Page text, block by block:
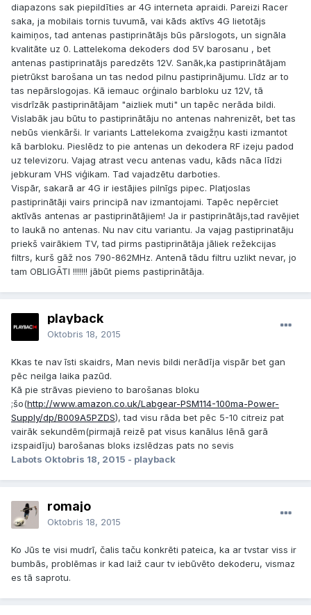
diapazons sak piepildīties ar 4G interneta apraidi. Pareizi Racer
saka, ja mobilais tornis tuvumā, vai kāds aktīvs 4G lietotājs
kaimiņos, tad antenas pastiprinātājs būs pārslogots, un signāla
kvalitāte uz 0. Lattelekoma dekoders dod 5V barosanu , bet
antenas pastiprinatājs paredzēts 12V. Sanāk,ka pastiprinātājam
pietrūkst barošana un tas nedod pilnu pastiprinājumu. Līdz ar to
tas nepārslogojas. Kā iemauc orģinalo barbloku uz 12V, tā
visdrīzāk pastiprinātājam "aizliek muti" un tapēc nerāda bildi.
Vislabāk jau būtu to pastiprinātāju no antenas nahrenizēt, bet tas
nebūs vienkārši. Ir variants Lattelekoma zvaigžņu kasti izmantot
kā barbloku. Pieslēdz to pie antenas un dekodera RF izeju padod
uz televizoru. Vajag atrast vecu antenas vadu, kāds nāca līdzi
jebkuram VHS viģikam. Tad vajadzētu darboties.
Vispār, sakarā ar 4G ir iestājies pilnīgs pipec. Platjoslas
pastiprinātāji vairs principā nav izmantojami. Tapēc nepērciet
aktīvās antenas ar pastiprinātājiem! Ja ir pastiprinātājs,tad ravējiet
to laukā no antenas. Nu nav citu variantu. Ja vajag pastiprinatāju
priekš vairākiem TV, tad pirms pastiprinātāja jāliek režekcijas
filtrs, kurš gāž nos 790-862MHz. Antenā tādu filtru uzlikt nevar, jo
tam OBLIGĀTI !!!!!!! jābūt piems pastiprinātāja.
playback
Oktobris 18, 2015
Kkas te nav īsti skaidrs, Man nevis bildi nerādīja vispār bet gan
pēc neilga laika pazūd.
Kā pie strāvas pievieno to barošanas bloku
;šo(http://www.amazon.co.uk/Labgear-PSM114-100ma-Power-
Supply/dp/B009A5PZDS), tad visu rāda bet pēc 5-10 citreiz pat
vairāk sekundēm(pirmajā reizē pat visus kanālus lēnā garā
izspaidīju) barošanas bloks izslēdzas pats no sevis
Labots Oktobris 18, 2015 - playback
romajo
Oktobris 18, 2015
Ko Jūs te visi mudrī, čalis taču konkrēti pateica, ka ar tvstar viss ir
bumbās, problēmas ir kad laiž caur tv iebūvēto dekoderu, vismaz
es tā saprotu.